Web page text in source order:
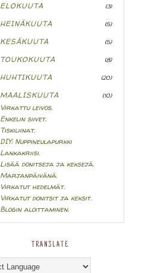
ELOKUUTA (3)
HEINÄKUUTA (5)
KESÄKUUTA (5)
TOUKOKUUTA (8)
HUHTIKUUTA (20)
MAALISKUUTA (10)
Virkattu leivos.
Enkelin siivet.
Tiskiliinat.
DIY: Nuppineulapurkki
Lankakriisi.
Lisää donitseja ja keksejä.
Marjanpäivänä.
Virkatut hedelmät.
Virkatut donitsit ja keksit.
Blogin aloittaminen.
TRANSLATE